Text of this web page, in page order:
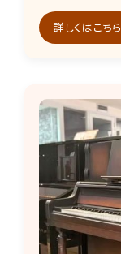
詳しくはこちら